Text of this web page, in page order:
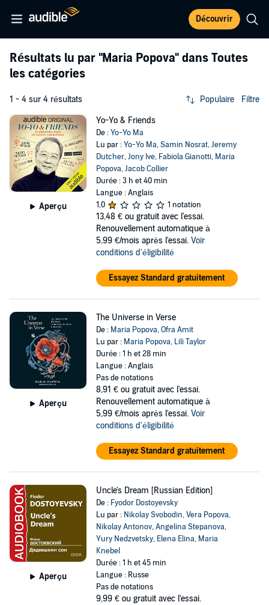
Découvrir
Résultats lu par "Maria Popova" dans Toutes
les catégories
1 - 4 sur 4 résultats Populaire Filtre
Aperçu
Yo-Yo & Friends
De :Yo-Yo Ma
Lu par :Yo-Yo Ma,Samin Nosrat,Jeremy
Dutcher,Jony Ive, Fabiola Gianotti, Maria
Popova,Jacob Collier
Durée : 3 h et 40 min
Langue : Anglais
1,0
1 notation
13,48 € ou gratuit avec l'essai.
Renouvellement automatique à
5,99 €/mois après l'essai. Voir
conditions d'éligibilité
Essayez Standard gratuitement
Aperçu
The Universe in Verse
De : Maria Popova,Ofra Amit
Lu par : Maria Popova, Lili Taylor
Durée : 1 h et 28 min
Langue : Anglais
Pas de notations
8,91 € ou gratuit avec l'essai.
Renouvellement automatique à
5,99 €/mois après l'essai. Voir
conditions d'éligibilité
Essayez Standard gratuitement
Aperçu
Uncle's Dream [Russian Edition]
De : Fyodor Dostoyevsky
Lu par : Nikolay Svobodin,Vera Popova,
Nikolay Antonov,Angelina Stepanova,
Yury Nedzvetsky, Elena Elina, Maria
Knebel
Durée : 1 h et 45 min
Langue : Russe
Pas de notations
9,99 € ou gratuit avec l'essai.